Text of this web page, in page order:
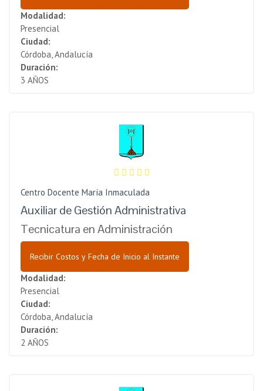
Modalidad:
Presencial
Ciudad:
Córdoba, Andalucía
Duración:
3 AÑOS
Centro Docente María Inmaculada
Auxiliar de Gestión Administrativa
Tecnicatura en Administración
Recibir Costos y Fecha de Inicio al Instante
Modalidad:
Presencial
Ciudad:
Córdoba, Andalucía
Duración:
2 AÑOS